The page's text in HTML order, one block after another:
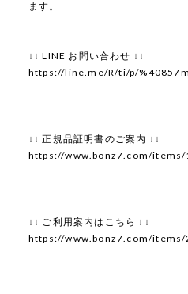
ます。
↓↓ LINE お問い合わせ ↓↓
https://line.me/R/ti/p/
↓↓ 正規品証明書のご案内 ↓↓
https://www.bonz7.com/items/
↓↓ ご利用案内はこちら ↓↓
https://www.bonz7.com/items/